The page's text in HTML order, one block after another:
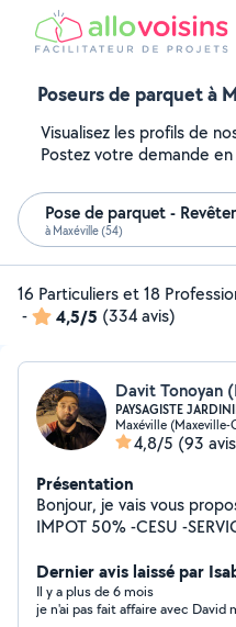
Poseurs de parquet à
Visualisez les profils de
Postez votre demande en
Pose de parquet -
à Maxéville (54)
16 Particuliers et 18
-
4,5/5 (334 avis)
Davit Tonoyan
PAYSAGISTE
Maxéville (Maxeville-
4,8/5 (93
Présentation
Bonjour, je vais vous
IMPOT 50% -CESU -
pelouse,
feuilles -Évacuation des
fruitiers, rosiers -
Dernier avis laissé par
Il y a plus de 6 mois
je n'ai pas fait affaire avec